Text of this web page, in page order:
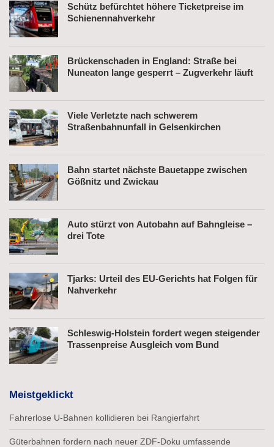
Schütz befürchtet höhere Ticketpreise im
Schienennahverkehr
Brückenschaden in England: Straße bei
Nuneaton lange gesperrt – Zugverkehr läuft
Viele Verletzte nach schwerem
Straßenbahnunfall in Gelsenkirchen
Bahn startet nächste Bauetappe zwischen
Gößnitz und Zwickau
Auto stürzt von Autobahn auf Bahngleise –
drei Tote
Tjarks: Urteil des EU-Gerichts hat Folgen für
Nahverkehr
Schleswig-Holstein fordert wegen steigender
Trassenpreise Ausgleich vom Bund
Meistgeklickt
Fahrerlose U-Bahnen kollidieren bei Rangierfahrt
Güterbahnen fordern nach neuer ZDF-Doku umfassende